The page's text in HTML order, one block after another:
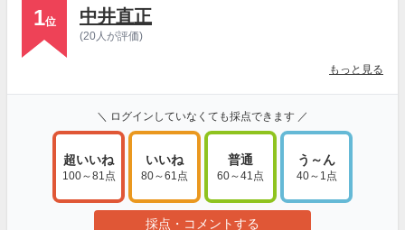
1位 中井直正
(20人が評価)
もっと見る
＼ ログインしていなくても採点できます ／
超いいね
100～81点
いいね
80～61点
普通
60～41点
う～ん
40～1点
採点・コメントする